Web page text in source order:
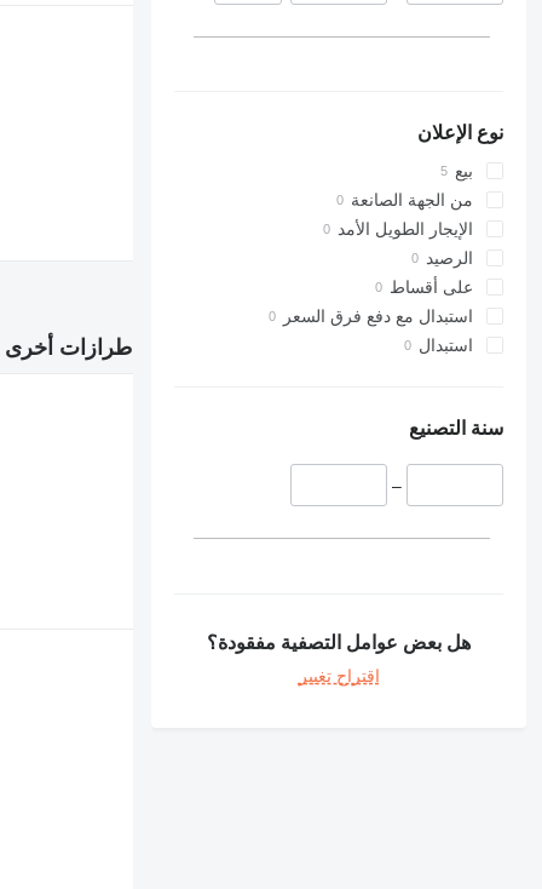
نوع الإعلان
بيع
من الجهة الصانعة
الإيجار الطويل الأمد
الرصيد
على أقساط
استبدال مع دفع فرق السعر
استبدال
سنة التصنيع
–
هل بعض عوامل التصفية مفقودة؟
اقتراح تغيير
طرازات أخرى